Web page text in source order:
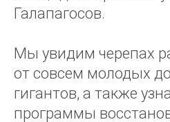
Галапагосов.
Мы увидим черепах
от совсем молодых
гигантов, а также
программы